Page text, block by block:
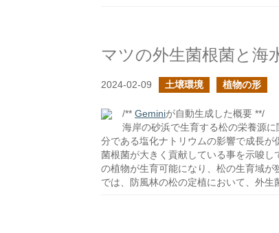
マツの外生菌根菌と海
2024-02-09 土壌環境 植物の形
/** Geminiが自動生成した概要 **/
海岸の砂浜で生育する松の栄養源
分である塩化ナトリウムの影響で成長
菌根菌が大きく貢献している事を示唆
の植物が生育可能になり、松の生育域
では、防風林の松の定植において、外生